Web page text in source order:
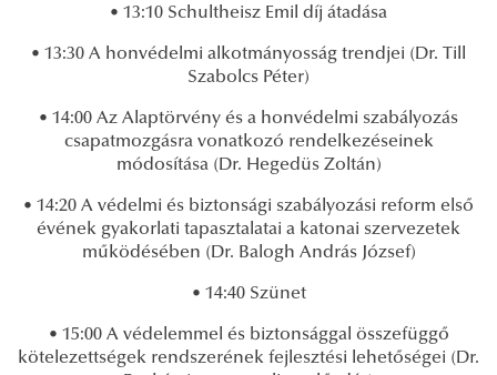
• 13:10 Schultheisz Emil díj átadása
• 13:30 A honvédelmi alkotmányosság trendjei (Dr. Till
Szabolcs Péter)
• 14:00 Az Alaptörvény és a honvédelmi szabályozás
csapatmozgásra vonatkozó rendelkezéseinek
módosítása (Dr. Hegedüs Zoltán)
• 14:20 A védelmi és biztonsági szabályozási reform első
évének gyakorlati tapasztalatai a katonai szervezetek
működésében (Dr. Balogh András József)
• 14:40 Szünet
• 15:00 A védelemmel és biztonsággal összefüggő
kötelezettségek rendszerének fejlesztési lehetőségei (Dr.